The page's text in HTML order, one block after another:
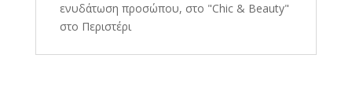
ενυδάτωση προσώπου, στο "Chic & Beauty"
στο Περιστέρι